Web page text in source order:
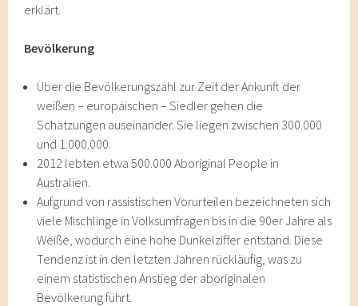
erklärt.
Bevölkerung
Über die Bevölkerungszahl zur Zeit der Ankunft der
weißen – europäischen – Siedler gehen die
Schätzungen auseinander. Sie liegen zwischen 300.000
und 1.000.000.
2012 lebten etwa 500.000 Aboriginal People in
Australien.
Aufgrund von rassistischen Vorurteilen bezeichneten sich
viele Mischlinge in Volksumfragen bis in die 90er Jahre als
Weiße, wodurch eine hohe Dunkelziffer entstand. Diese
Tendenz ist in den letzten Jahren rückläufig, was zu
einem statistischen Anstieg der aboriginalen
Bevölkerung führt.